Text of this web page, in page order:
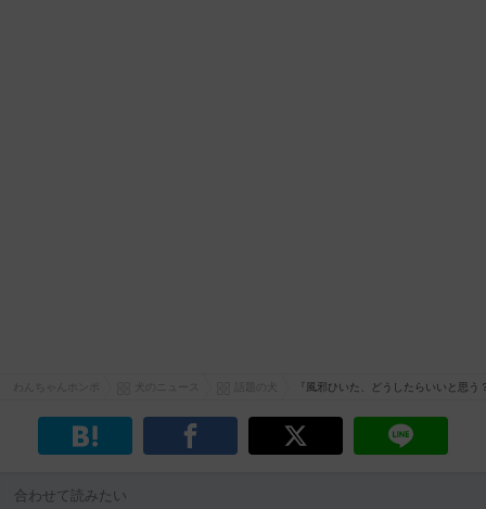
『風邪ひいた、どうしたらいいと思
合わせて読みたい